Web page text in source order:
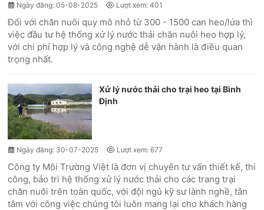
Ngày đăng: 05-08-2025 Lượt xem: 401
Đối với chăn nuôi quy mô nhỏ từ 300 - 1500 can heo/lứa thì
việc đầu tư hệ thống xử lý nước thải chăn nuôi heo hợp lý,
với chi phí hợp lý và công nghệ dễ vận hành là điều quan
trọng nhất.
Xử lý nước thải cho trại heo tại Bình
Định
Ngày đăng: 30-07-2025 Lượt xem: 677
Công ty Môi Trường Việt là đơn vị chuyên tư vấn thiết kế, thi
công, bảo trì hệ thống xử lý nước thải cho các trang trại
chăn nuôi trên toàn quốc, với đội ngủ kỹ sư lành nghề, tân
tâm với công việc chúng tôi luôn mang lại cho khách hàng